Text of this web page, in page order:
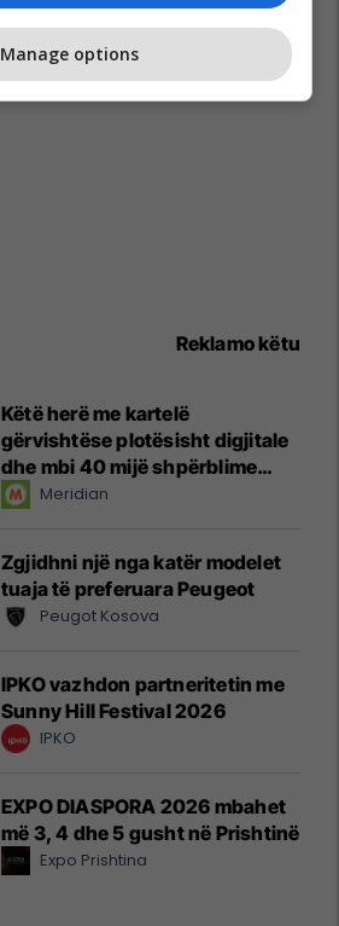
Reklamo këtu
Këtë herë me kartelë
gërvishtëse plotësisht digjitale
dhe mbi 40 mijë shpërblime
instant!Meridian
Zgjidhni një nga katër modelet
tuaja të preferuara Peugeot
Peugot Kosova
IPKO vazhdon partneritetin me
Sunny Hill Festival 2026
IPKO
EXPO DIASPORA 2026 mbahet
më 3, 4 dhe 5 gusht në Prishtinë
Expo Prishtina
Manage options